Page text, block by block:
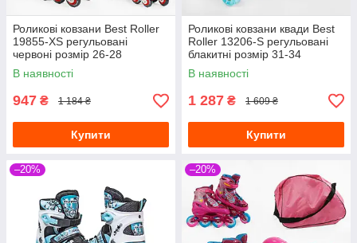
Роликові ковзани Best Roller
19855-XS регульовані
червоні розмір 26-28
В наявності
947 ₴ 1 184 ₴
Купити
Роликові ковзани квади Best
Roller 13206-S регульовані
блакитні розмір 31-34
В наявності
1 287 ₴ 1 609 ₴
Купити
–20% –20%